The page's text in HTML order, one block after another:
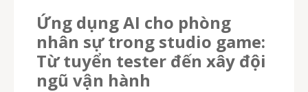
Ứng dụng AI cho phòng
nhân sự trong studio game:
Từ tuyển tester đến xây đội
ngũ vận hành